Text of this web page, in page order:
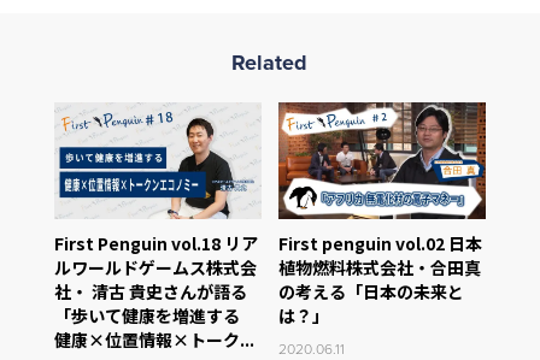
Related
First Penguin vol.18 リア
ルワールドゲームス株式会
社・ 清古 貴史さんが語る
「歩いて健康を増進する
健康×位置情報×トーク...
First penguin vol.02 日本
植物燃料株式会社・合田真
の考える「日本の未来と
は？」
2020.06.11